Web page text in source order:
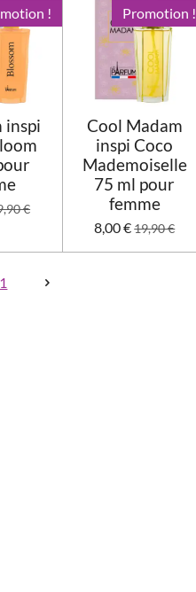
!
inspi
€
Promotion !
Cool Madam
inspi Coco
Mademoiselle
75 ml pour
femme
8,00 €19,90 €